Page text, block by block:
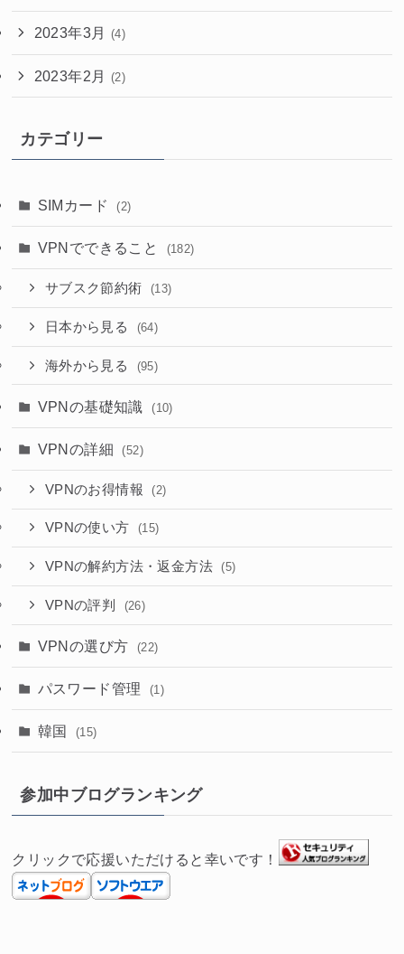
2023年3月 (4)
2023年2月 (2)
カテゴリー
SIMカード (2)
VPNでできること (182)
サブスク節約術 (13)
日本から見る (64)
海外から見る (95)
VPNの基礎知識 (10)
VPNの詳細 (52)
VPNのお得情報 (2)
VPNの使い方 (15)
VPNの解約方法・返金方法 (5)
VPNの評判 (26)
VPNの選び方 (22)
パスワード管理 (1)
韓国 (15)
参加中ブログランキング
クリックで応援いただけると幸いです！